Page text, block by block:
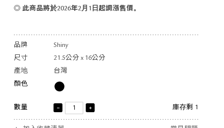
◎ 此商品將於2026年2月1日起調漲售價。
品牌
Shiny
尺寸
21.5公分 x 16公分
產地
台灣
顏色
數量 庫存剩 1